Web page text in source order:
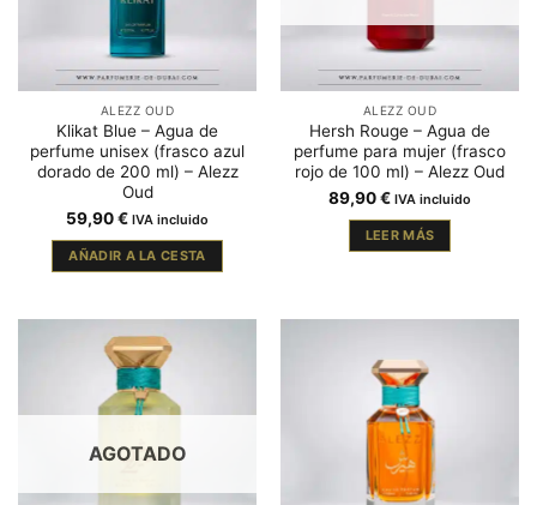
ALEZZ OUD
Klikat Blue – Agua de
perfume unisex (frasco azul
dorado de 200 ml) – Alezz
Oud
59,90€ IVA incluido
AÑADIR A LA CESTA
ALEZZ OUD
Hersh Rouge – Agua de
perfume para mujer (frasco
rojo de 100 ml) – Alezz Oud
89,90€ IVA incluido
LEER MÁS
AGOTADO